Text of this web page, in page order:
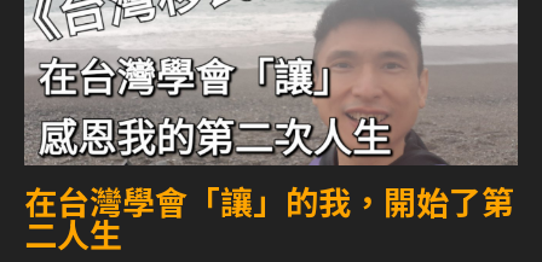
在台灣學會「讓」的我，開始了第
二人生